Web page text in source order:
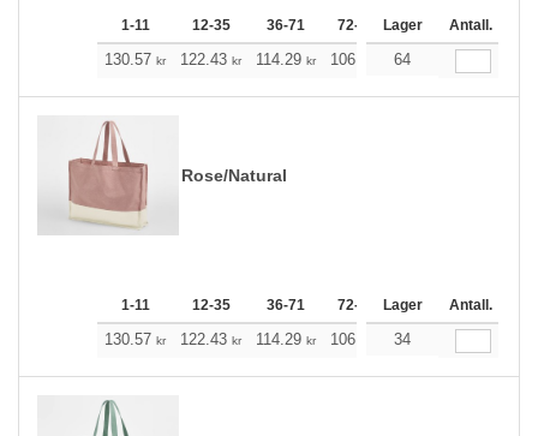
1-11 12-35 36-71 72-143 144-287 288 +
Lager Antall.
130.57 kr 122.43 kr 114.29 kr 106.15 98.01
64
Rose/Natural
1-11 12-35 36-71 72-143 144-287 288 +
Lager Antall.
130.57 kr 122.43 kr 114.29 kr 106.15 98.01
34